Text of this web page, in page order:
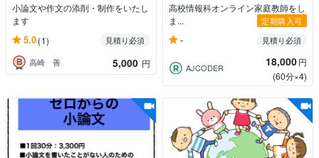
小論文や作文の添削・制作をいたし
ます
5.0(1)
見積り必須
高崎 善
5,000 円
高校情報科オンライン家庭教師をし
ま...
定期購入可
- 見積り必須
AJCODER 18,000円
(60分×4)